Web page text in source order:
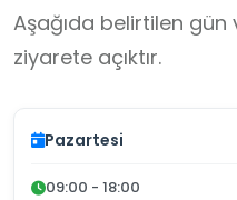
Aşağıda belirtilen
ziyarete açıktır.
Pazartesi
09:00 - 18:00